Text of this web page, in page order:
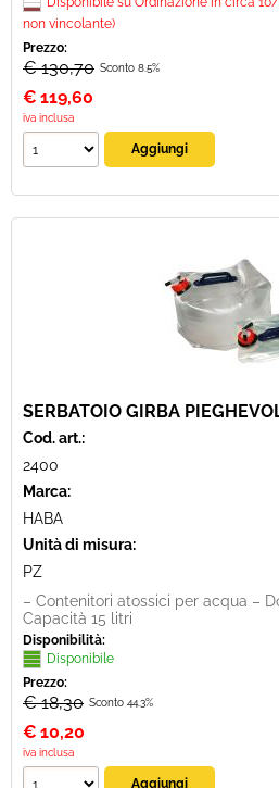
non vincolante)
Prezzo:
€ 130,70 Sconto 8.5%
€ 119,60
iva inclusa
SERBATOIO GIRBA
Cod. art.:
2400
Marca:
HABA
Unità di misura:
PZ
– Contenitori atossici per acqua –
Capacità 15 litri
Disponibilità:
Disponibile
Prezzo:
€ 18,30 Sconto 44.3%
€ 10,20
iva inclusa